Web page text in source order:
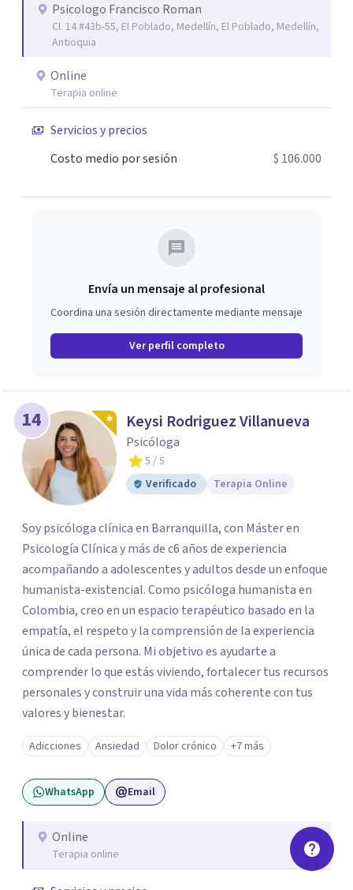
Psicologo Francisco Roman
Cl. 14 #43b-55, El Poblado, Medellín, El Poblado, Medellín,
Antioquia
Online
Terapia online
Servicios y precios
Costo medio por sesión
$ 106.000
Envía un mensaje al profesional
Coordina una sesión directamente mediante mensaje
Ver perfil completo
14 Keysi Rodriguez Villanueva
Psicóloga
5 / 5
Verificado
Terapia Online
Soy psicóloga clínica en Barranquilla, con Máster en
Psicología Clínica y más de c6 años de experiencia
acompañando a adolescentes y adultos desde un enfoque
humanista-existencial. Como psicóloga humanista en
Colombia, creo en un espacio terapéutico basado en la
empatía, el respeto y la comprensión de la experiencia
única de cada persona. Mi objetivo es ayudarte a
comprender lo que estás viviendo, fortalecer tus recursos
personales y construir una vida más coherente con tus
valores y bienestar.
Adicciones Ansiedad Dolor crónico +7 más
WhatsApp Email
Online
Terapia online